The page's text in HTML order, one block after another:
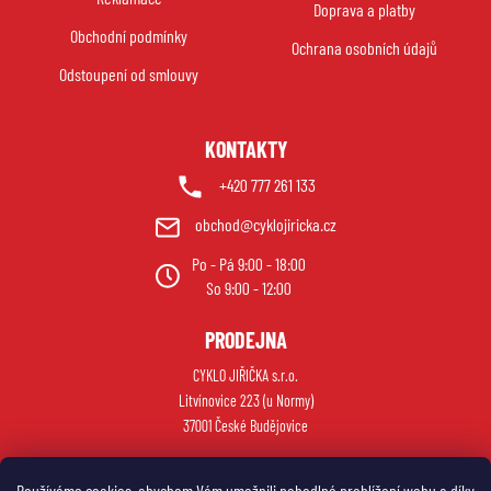
s
u
Obchodní podmínky
Odstoupení od smlouvy
Doprava a platby
Ochrana osobních údajů
KONTAKTY
+420 777 261 133
obchod@cyklojiricka.cz
Po - Pá 9:00 - 18:00
So 9:00 - 12:00
PRODEJNA
CYKLO JIŘIČKA s.r.o.
Litvínovice 223 (u Normy)
37001 České Budějovice